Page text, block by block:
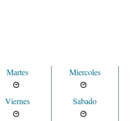
Martes Miercoles
Viernes Sabado